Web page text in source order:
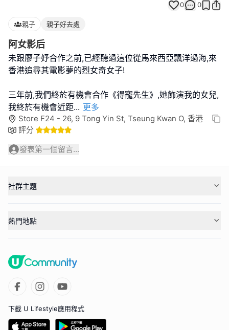
0 0
親子 親子好去處
阿女影后
未跟廖子妤合作之前,已經聽過這位從馬來西亞飄洋過海,來
香港追尋其電影夢的烈女奇女子!
三年前,我們終於有機會合作《得寵先生》,她飾演我的女兒,
我終於有機會近距... 更多
Store F24 - 26, 9 Tong Yin St, Tseung Kwan O, 香港
評分
發表第一個留言...
社群主題
熱門地點
下載 U Lifestyle應用程式